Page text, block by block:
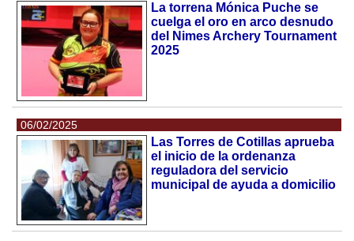
La torrena Mónica Puche se
cuelga el oro en arco desnudo
del Nimes Archery Tournament
2025
06/02/2025
Las Torres de Cotillas aprueba
el inicio de la ordenanza
reguladora del servicio
municipal de ayuda a domicilio